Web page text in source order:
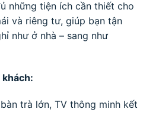
những tiện ích cần thiết cho
và riêng tư, giúp bạn tận
như ở nhà – sang như
trà lớn, TV thông minh kết